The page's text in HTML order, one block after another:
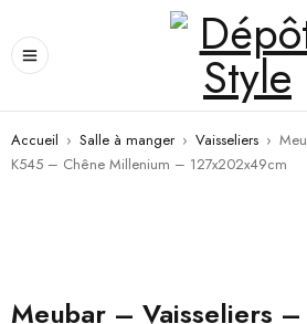
Accueil › Salle à manger › Vaisseliers ›
K545 – Chêne Millenium – 127x202x49cm
Meubar – Vaisseliers